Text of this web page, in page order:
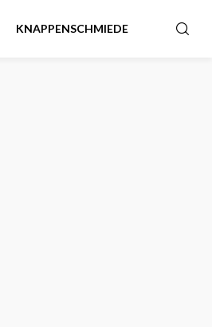
KNAPPENSCHMIEDE